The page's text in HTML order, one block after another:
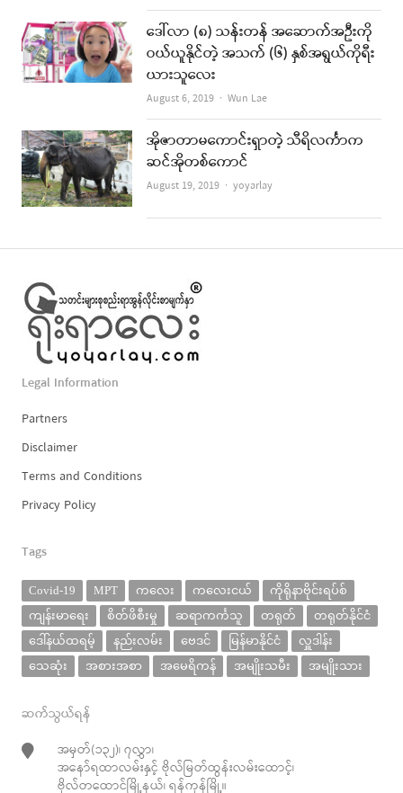
ဒေါ်လာ (၈) သန်းတန် အဆောက်အဦးကို
ဝယ်ယူနိုင်တဲ့ အသက် (၆) နှစ်အရွယ်ကိုရီး
ယားသူလေး
August 6, 2019 Author
Wun Lae
အိုဇာတာမကောင်းရှာတဲ့ သီရိလင်္ကာက
ဆင်အိုတစ်ကောင်
August 19, 2019 Author
yoyarlay
Legal Information
Partners
Disclaimer
Terms and Conditions
Privacy Policy
Tags
Covid-19 MPT ကလေး ကလေးငယ်
ကိုရိုနာဗိုင်းရပ်စ်
ကျန်းမာရေး
စိတ်ဖိစီးမှု ဆရာကင်္ကသူ တရုတ်
တရုတ်နိုင်ငံ
ဒေါ်နယ်ထရမ့်
နည်းလမ်း ဗေဒင် မြန်မာနိုင်ငံ
လှူဒါန်း
သေဆုံး
အစားအစာ အမေရိကန် အမျိုးသမီး အမျိုးသား
ဆက်သွယ်ရန်
အမှတ်(၁၃၂)၊ ၇လွှာ၊
အနော်ရထာလမ်းနှင့် ဗိုလ်မြတ်ထွန်းလမ်းထောင့်၊
ဗိုလ်တထောင်မြို့နယ်၊ ရန်ကုန်မြို့။